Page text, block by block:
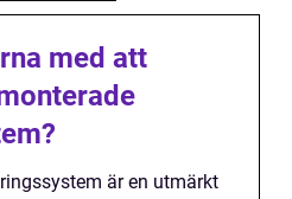
med att
är en utmärkt